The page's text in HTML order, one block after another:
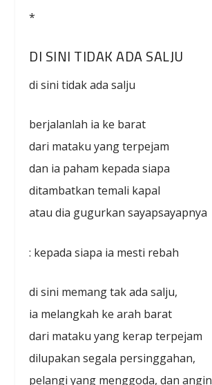
*
DI SINI TIDAK ADA SALJU
di sini tidak ada salju
berjalanlah ia ke barat
dari mataku yang terpejam
dan ia paham kepada siapa
ditambatkan temali kapal
atau dia gugurkan sayapsayapnya
: kepada siapa ia mesti rebah
di sini memang tak ada salju,
ia melangkah ke arah barat
dari mataku yang kerap terpejam
dilupakan segala persinggahan,
pelangi yang menggoda, dan angin